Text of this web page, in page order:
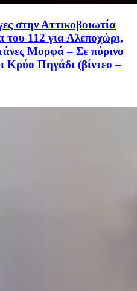
στην Αττικοβοιωτία
112 για Αλεποχώρι,
Μορφά – Σε πύρινο
Κρύο Πηγάδι (βίντεο –